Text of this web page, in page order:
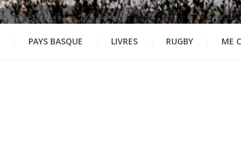
PAYS BASQUE LIVRES RUGBY ME